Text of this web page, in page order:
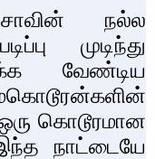
நல்ல
முடிந்து
வேண்டிய
கொடூரமான
நாட்டையே